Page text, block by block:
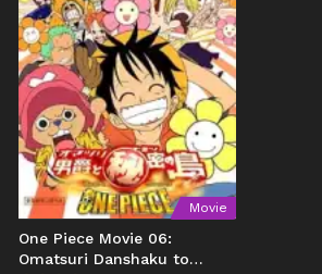
Movie
One Piece Movie 06:
Omatsuri Danshaku to